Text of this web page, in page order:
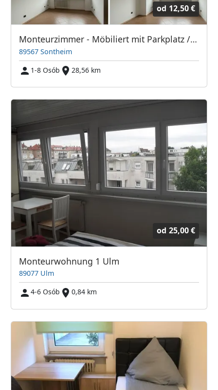
od 12,50 €
Monteurzimmer - Möbiliert mit Parkplatz / A7 Giengen & Sontheim
89567 Sontheim
1-8 Osób
28,56 km
od 25,00 €
Monteurwohnung 1 Ulm
89077 Ulm
4-6 Osób
0,84 km